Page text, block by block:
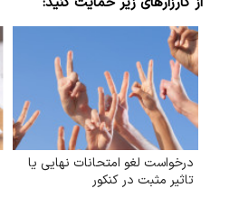
درخواست لغو امتحانات نهایی یا
تاثیر مثبت در کنکور